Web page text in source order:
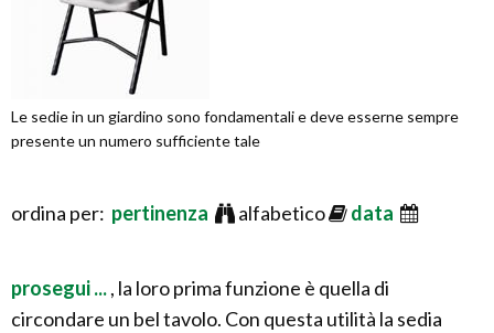
Le sedie in un giardino sono fondamentali e deve esserne sempre
presente un numero sufficiente tale
ordina per: pertinenza alfabetico data
prosegui ..., la loro prima funzione è quella di
circondare un bel tavolo. Con questa utilità la sedia